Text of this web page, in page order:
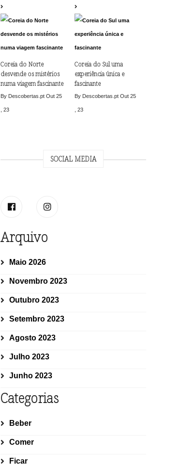
Coreia do Norte
desvende os mistérios
numa viagem fascinante
By Descobertas.ptOut 25
, 23
Coreia do Sul uma
experiência única e
fascinante
By Descobertas.pt Out 25
, 23
SOCIAL MEDIA
Arquivo
Maio 2026
Novembro 2023
Outubro 2023
Setembro 2023
Agosto 2023
Julho 2023
Junho 2023
Categorias
Beber
Comer
Ficar